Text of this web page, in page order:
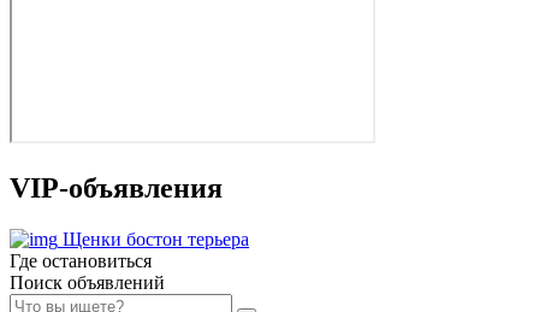
VIP-объявления
Щенки бостон терьера
Где остановиться
Поиск объявлений